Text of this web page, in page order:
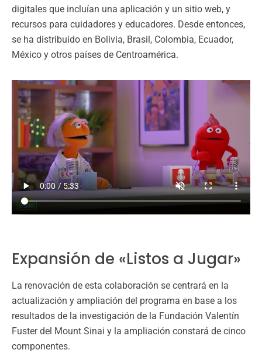
digitales que incluían una aplicación y un sitio web, y
recursos para cuidadores y educadores. Desde entonces,
se ha distribuido en Bolivia, Brasil, Colombia, Ecuador,
México y otros países de Centroamérica.
Expansión de «Listos a Jugar»
La renovación de esta colaboración se centrará en la
actualización y ampliación del programa en base a los
resultados de la investigación de la Fundación Valentín
Fuster del Mount Sinai y la ampliación constará de cinco
componentes.